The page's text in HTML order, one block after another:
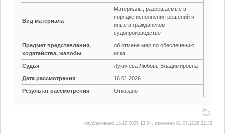
Вид материала
Материалы, разрешаемые в
порядке исполнения решений и
иные в гражданском
судопроизводстве
Предмет представления,
ходатайства, жалобы
об отмене мер по обеспечению
иска
Судья Лукичева Любовь Владимировна
Дата рассмотрения 16.01.2026
Результат рассмотрения Отказано
опубликовано 18.12.2025 13:04, изменено 01.07.2026 22:33